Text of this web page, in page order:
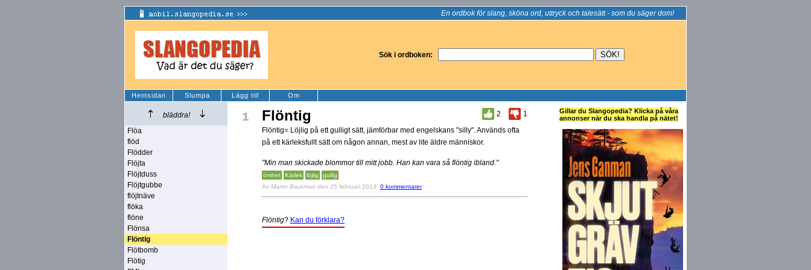
En ordbok för slang, sköna ord, uttryck och talesätt - som du säger dom!
Sök i ordboken:
Hemsidan Slumpa Lägg till Om
bläddra!
Flöa
flöd
Flödder
Flöjta
Flöjtduss
Flöjtgubbe
flöjtnäve
flöka
flöne
Flönsa
Flöntig
Flötbomb
Flötig
1 Flöntig 2
1
Flöntig= Löjlig på ett gulligt sätt, jämförbar med engelskans "silly". Används ofta
på ett kärleksfullt sätt om någon annan, mest av lite äldre människor.
"Min man skickade blommor till mitt jobb. Han kan vara så flöntig ibland."
ömhet Kärlek löjlig
gullig
Av Martin Backman den 25 februari 2013 0 kommentarer
Flöntig? Kan du förklara?
Gillar du Slangopedia? Klicka på våra
annonser när du ska handla på nätet!